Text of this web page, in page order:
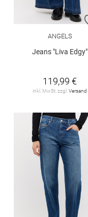
ANGELS
Jeans "Liva Edgy"
119,99 €
inkl. MwSt. zzgl. Versand